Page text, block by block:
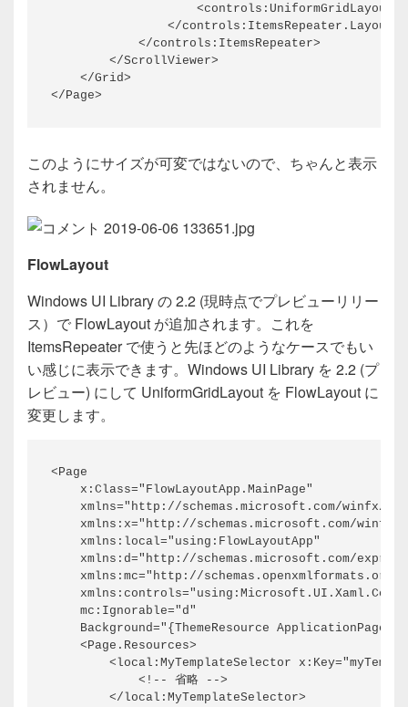
<controls:UniformGridLayout
                </controls:ItemsRepeater.Layout>
            </controls:ItemsRepeater>
        </ScrollViewer>
    </Grid>
</Page>
このようにサイズが可変ではないので、ちゃんと表示
されません。
FlowLayout
Windows UI Library の 2.2 (現時点でプレビューリリー
ス）で FlowLayout が追加されます。これを
ItemsRepeater で使うと先ほどのようなケースでもい
い感じに表示できます。Windows UI Library を 2.2 (プ
レビュー) にして UniformGridLayout を FlowLayout に
変更します。
<Page
    x:Class="FlowLayoutApp.MainPage"
xmlns="http://schemas.microsoft.com/winfx/
xmlns:x="http://schemas.microsoft.com/winfx/
    xmlns:local="using:FlowLayoutApp"
xmlns:d="http://schemas.microsoft.com/
xmlns:mc="http://schemas.openxmlformats.org/
    mc:Ignorable="d"
Background="{ThemeResource
    <Page.Resources>
<local:MyTemplateSelector
            <!-- 省略 -->
        </local:MyTemplateSelector>